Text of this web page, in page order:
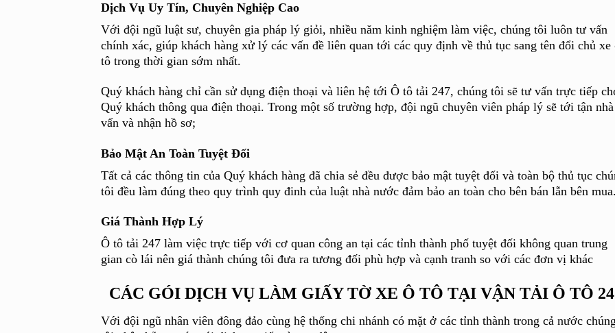
Dịch Vụ Uy Tín, Chuyên Nghiệp Cao
Với đội ngũ luật sư, chuyên gia pháp lý giỏi, nhiều năm kinh nghiệm làm việc, chúng tôi luôn tư vấn
chính xác, giúp khách hàng xử lý các vấn đề liên quan tới các quy định về thủ tục sang tên đổi chủ xe
tô trong thời gian sớm nhất.
Quý khách hàng chỉ cần sử dụng điện thoại và liên hệ tới Ô tô tải 247, chúng tôi sẽ tư vấn trực tiếp
Quý khách thông qua điện thoại. Trong một số trường hợp, đội ngũ chuyên viên pháp lý sẽ tới tận
vấn và nhận hồ sơ;
Bảo Mật An Toàn Tuyệt Đối
Tất cả các thông tin của Quý khách hàng đã chia sẻ đều được bảo mật tuyệt đối và toàn bộ thủ tục
tôi đều làm đúng theo quy trình quy đinh của luật nhà nước đảm bảo an toàn cho bên bán lẫn bên mua.
Giá Thành Hợp Lý
Ô tô tải 247 làm việc trực tiếp với cơ quan công an tại các tỉnh thành phố tuyệt đối không quan trung
gian cò lái nên giá thành chúng tôi đưa ra tương đối phù hợp và cạnh tranh so với các đơn vị khác
CÁC GÓI DỊCH VỤ LÀM GIẤY TỜ XE Ô TÔ TẠI VẬN TẢI Ô TÔ
Với đội ngũ nhân viên đông đảo cùng hệ thống chi nhánh có mặt ở các tỉnh thành trong cả nước chúng